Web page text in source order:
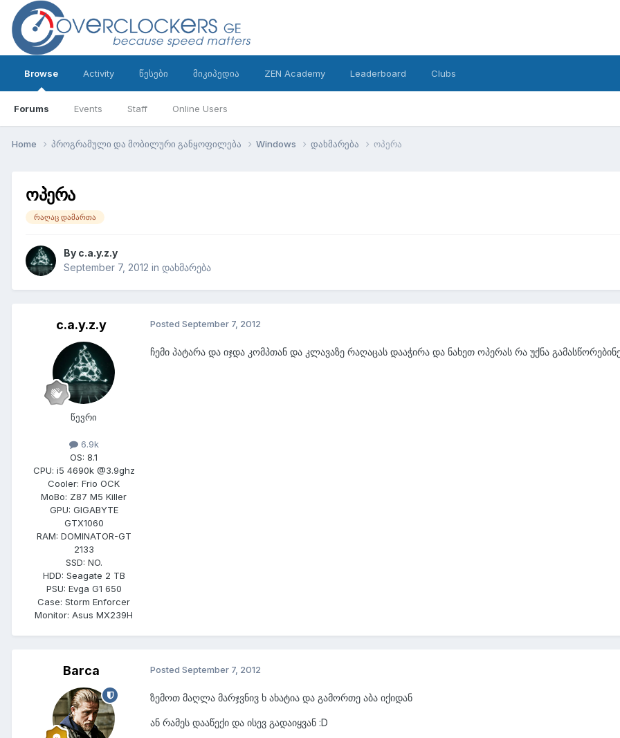
Browse
Forums Events Staff Online Users
Activity წესები მიკიპედია ZEN Academy Leaderboard Clubs
Home პროგრამული და მობილური განყოფილება Windows დახმარება ოპერა
ოპერა
რაღაც დამართა
By c.a.y.z.y
September 7, 2012 in დახმარება
c.a.y.z.y
წევრი
6.9k
OS: 8.1
CPU: i5 4690k @3.9ghz
Cooler: Frio OCK
MoBo: Z87 M5 Killer
GPU: GIGABYTE
GTX1060
RAM: DOMINATOR-GT
2133
SSD: NO.
HDD: Seagate 2 TB
PSU: Evga G1 650
Case: Storm Enforcer
Monitor: Asus MX239H
Posted September 7, 2012
ჩემი პატარა და იჯდა კომპთან და კლავაზე რაღაცას დააჭირა და ნახეთ ოპერას რა უქნა
Barca Posted September 7, 2012
ზემოთ მაღლა მარჯვნივ ხ ახატია და გამორთე აბა იქიდან
ან რამეს დააწექი და ისევ გადაიყვან :D